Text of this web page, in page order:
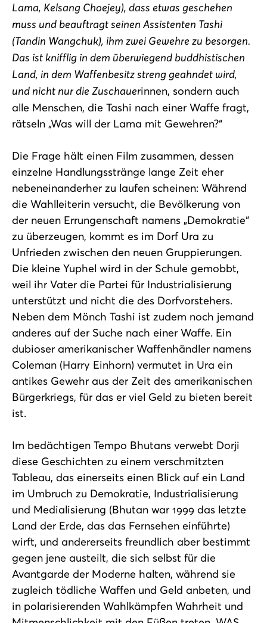
Lama, Kelsang Choejey), dass etwas geschehen
muss und beauftragt seinen Assistenten Tashi
(Tandin Wangchuk), ihm zwei Gewehre zu besorgen.
Das ist knifflig in dem überwiegend buddhistischen
Land, in dem Waffenbesitz streng geahndet wird,
und nicht nur die Zuschauerinnen, sondern auch
alle Menschen, die Tashi nach einer Waffe fragt,
rätseln „Was will der Lama mit Gewehren?“
Die Frage hält einen Film zusammen, dessen
einzelne Handlungsstränge lange Zeit eher
nebeneinanderher zu laufen scheinen: Während
die Wahlleiterin versucht, die Bevölkerung von
der neuen Errungenschaft namens „Demokratie“
zu überzeugen, kommt es im Dorf Ura zu
Unfrieden zwischen den neuen Gruppierungen.
Die kleine Yuphel wird in der Schule gemobbt,
weil ihr Vater die Partei für Industrialisierung
unterstützt und nicht die des Dorfvorstehers.
Neben dem Mönch Tashi ist zudem noch jemand
anderes auf der Suche nach einer Waffe. Ein
dubioser amerikanischer Waffenhändler namens
Coleman (Harry Einhorn) vermutet in Ura ein
antikes Gewehr aus der Zeit des amerikanischen
Bürgerkriegs, für das er viel Geld zu bieten bereit
ist.
Im bedächtigen Tempo Bhutans verwebt Dorji
diese Geschichten zu einem verschmitzten
Tableau, das einerseits einen Blick auf ein Land
im Umbruch zu Demokratie, Industrialisierung
und Medialisierung (Bhutan war 1999 das letzte
Land der Erde, das das Fernsehen einführte)
wirft, und andererseits freundlich aber bestimmt
gegen jene austeilt, die sich selbst für die
Avantgarde der Moderne halten, während sie
zugleich tödliche Waffen und Geld anbeten, und
in polarisierenden Wahlkämpfen Wahrheit und